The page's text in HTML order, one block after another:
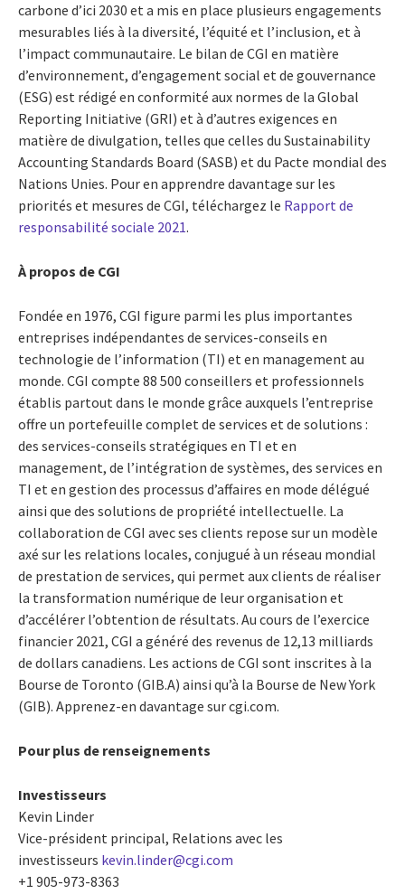
carbone d’ici 2030 et a mis en place plusieurs engagements
mesurables liés à la diversité, l’équité et l’inclusion, et à
l’impact communautaire. Le bilan de CGI en matière
d’environnement, d’engagement social et de gouvernance
(ESG) est rédigé en conformité aux normes de la Global
Reporting Initiative (GRI) et à d’autres exigences en
matière de divulgation, telles que celles du Sustainability
Accounting Standards Board (SASB) et du Pacte mondial des
Nations Unies. Pour en apprendre davantage sur les
priorités et mesures de CGI, téléchargez le Rapport de
responsabilité sociale 2021.
À propos de CGI
Fondée en 1976, CGI figure parmi les plus importantes
entreprises indépendantes de services-conseils en
technologie de l’information (TI) et en management au
monde. CGI compte 88 500 conseillers et professionnels
établis partout dans le monde grâce auxquels l’entreprise
offre un portefeuille complet de services et de solutions :
des services-conseils stratégiques en TI et en
management, de l’intégration de systèmes, des services en
TI et en gestion des processus d’affaires en mode délégué
ainsi que des solutions de propriété intellectuelle. La
collaboration de CGI avec ses clients repose sur un modèle
axé sur les relations locales, conjugué à un réseau mondial
de prestation de services, qui permet aux clients de réaliser
la transformation numérique de leur organisation et
d’accélérer l’obtention de résultats. Au cours de l’exercice
financier 2021, CGI a généré des revenus de 12,13 milliards
de dollars canadiens. Les actions de CGI sont inscrites à la
Bourse de Toronto (GIB.A) ainsi qu’à la Bourse de New York
(GIB). Apprenez-en davantage sur cgi.com.
Pour plus de renseignements
Investisseurs
Kevin Linder
Vice-président principal, Relations avec les
investisseurs kevin.linder@cgi.com
+1 905-973-8363